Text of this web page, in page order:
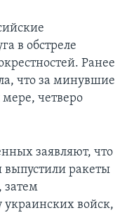
в обстреле
Ранее
что за минувшие
четверо
заявляют, что
выпустили ракеты
затем
украинских войск,